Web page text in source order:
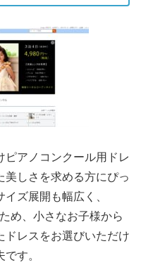
ピアノコンクール用ドレ
美しさを求める方にぴっ
ズ展開も幅広く、
め、小さなお子様から
ドレスをお選びいただけ
す。